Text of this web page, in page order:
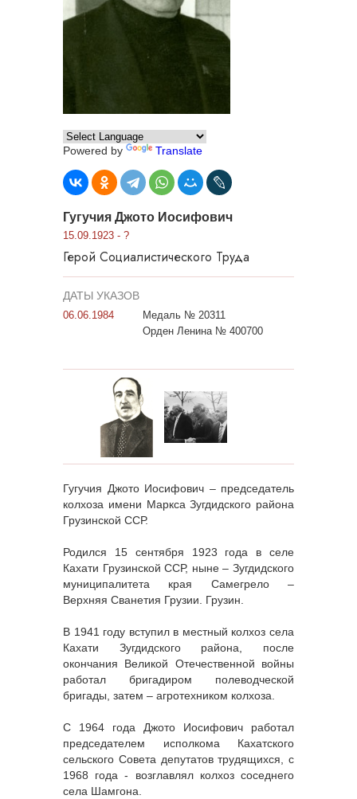
Powered by Translate
Гугучия Джото Иосифович
15.09.1923 - ?
Герой Социалистического Труда
ДАТЫ УКАЗОВ
06.06.1984
Медаль № 20311
Орден Ленина № 400700
Гугучия Джото Иосифович – председатель
колхоза имени Маркса Зугдидского района
Грузинской ССР.
Родился 15 сентября 1923 года в селе
Кахати Грузинской ССР, ныне – Зугдидского
муниципалитета края Самегрело –
Верхняя Сванетия Грузии. Грузин.
В 1941 году вступил в местный колхоз села
Кахати Зугдидского района, после
окончания Великой Отечественной войны
работал бригадиром полеводческой
бригады, затем – агротехником колхоза.
С 1964 года Джото Иосифович работал
председателем исполкома Кахатского
сельского Совета депутатов трудящихся, с
1968 года - возглавлял колхоз соседнего
села Шамгона.